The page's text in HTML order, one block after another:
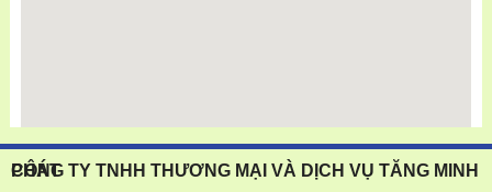
CÔNG TY TNHH THƯƠNG MẠI VÀ DỊCH VỤ TĂNG MINH PHÁT